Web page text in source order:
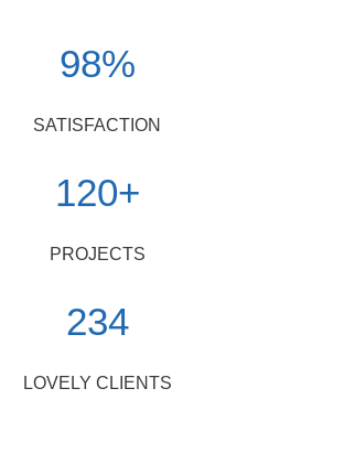
98%
SATISFACTION
120+
PROJECTS
234
LOVELY CLIENTS